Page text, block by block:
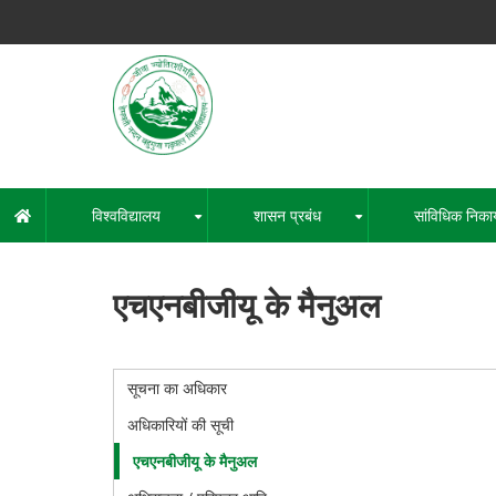
हेमवती
एक
मुख्य
नेविगेशन
विश्वविद्यालय शासन प्रबंध सांविधिक
एचएनबीजीयू के मैनुअल
RTI
सूचना का अधिकार
अधिकारियों की सूची
एचएनबीजीयू के मैनुअल